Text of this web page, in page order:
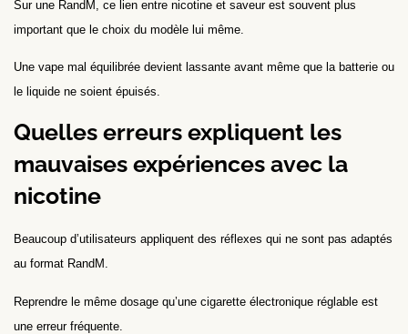
Sur une RandM, ce lien entre nicotine et saveur est souvent plus
important que le choix du modèle lui même.
Une vape mal équilibrée devient lassante avant même que la batterie ou
le liquide ne soient épuisés.
Quelles erreurs expliquent les
mauvaises expériences avec la
nicotine
Beaucoup d’utilisateurs appliquent des réflexes qui ne sont pas adaptés
au format RandM.
Reprendre le même dosage qu’une cigarette électronique réglable est
une erreur fréquente.